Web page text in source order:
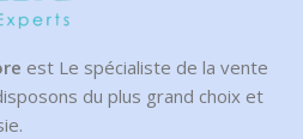
est Le spécialiste de la vente
du plus grand choix et